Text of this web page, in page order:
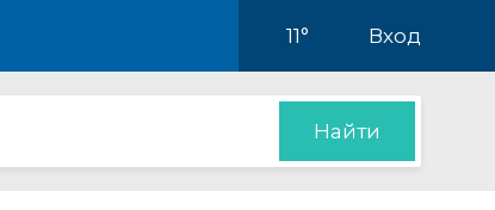
11° Вход
Найти